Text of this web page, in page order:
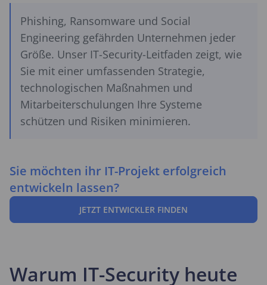
Phishing, Ransomware und Social
Engineering gefährden Unternehmen jeder
Größe. Unser IT-Security-Leitfaden zeigt, wie
Sie mit einer umfassenden Strategie,
technologischen Maßnahmen und
Mitarbeiterschulungen Ihre Systeme
schützen und Risiken minimieren.
Sie möchten ihr IT-Projekt erfolgreich
entwickeln lassen?
JETZT ENTWICKLER FINDEN
Warum IT-Security heute